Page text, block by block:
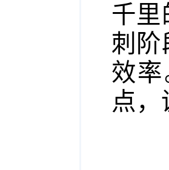
千里
刺阶
效
点